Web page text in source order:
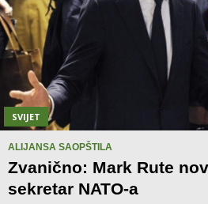
SVIJET
ALIJANSA SAOPŠTILA
Zvanično: Mark Rute
sekretar NATO-a